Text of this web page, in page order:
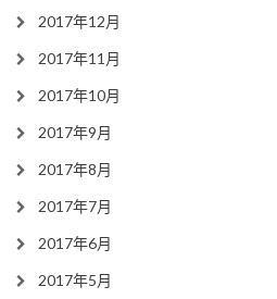
2017年12月
2017年11月
2017年10月
2017年9月
2017年8月
2017年7月
2017年6月
2017年5月